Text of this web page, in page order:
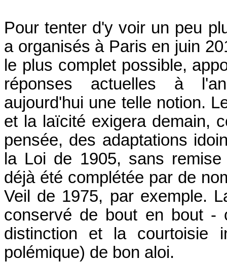
Pour tenter d'y voir un peu
a organisés à Paris en juin
le plus complet possible,
réponses actuelles à
aujourd'hui une telle notion.
et la laïcité exigera demain,
pensée, des adaptations
la Loi de 1905, sans
déjà été complétée par de
Veil de 1975, par exemple.
conservé de bout en bout -
distinction et la courtoisie
polémique) de bon aloi.